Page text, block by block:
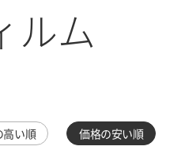
ルム
高い順 価格の安い順